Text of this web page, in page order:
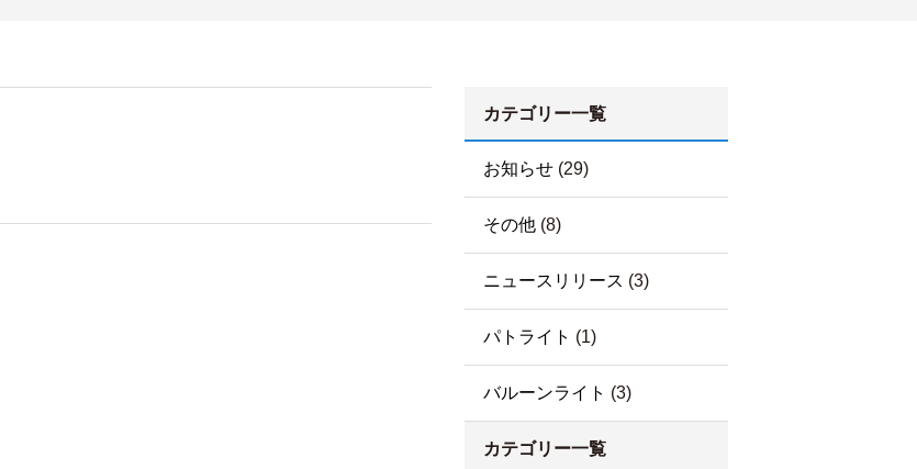
カテゴリー一覧
お知らせ (29)
その他 (8)
ニュースリリース (3)
パトライト (1)
バルーンライト (3)
カテゴリー一覧